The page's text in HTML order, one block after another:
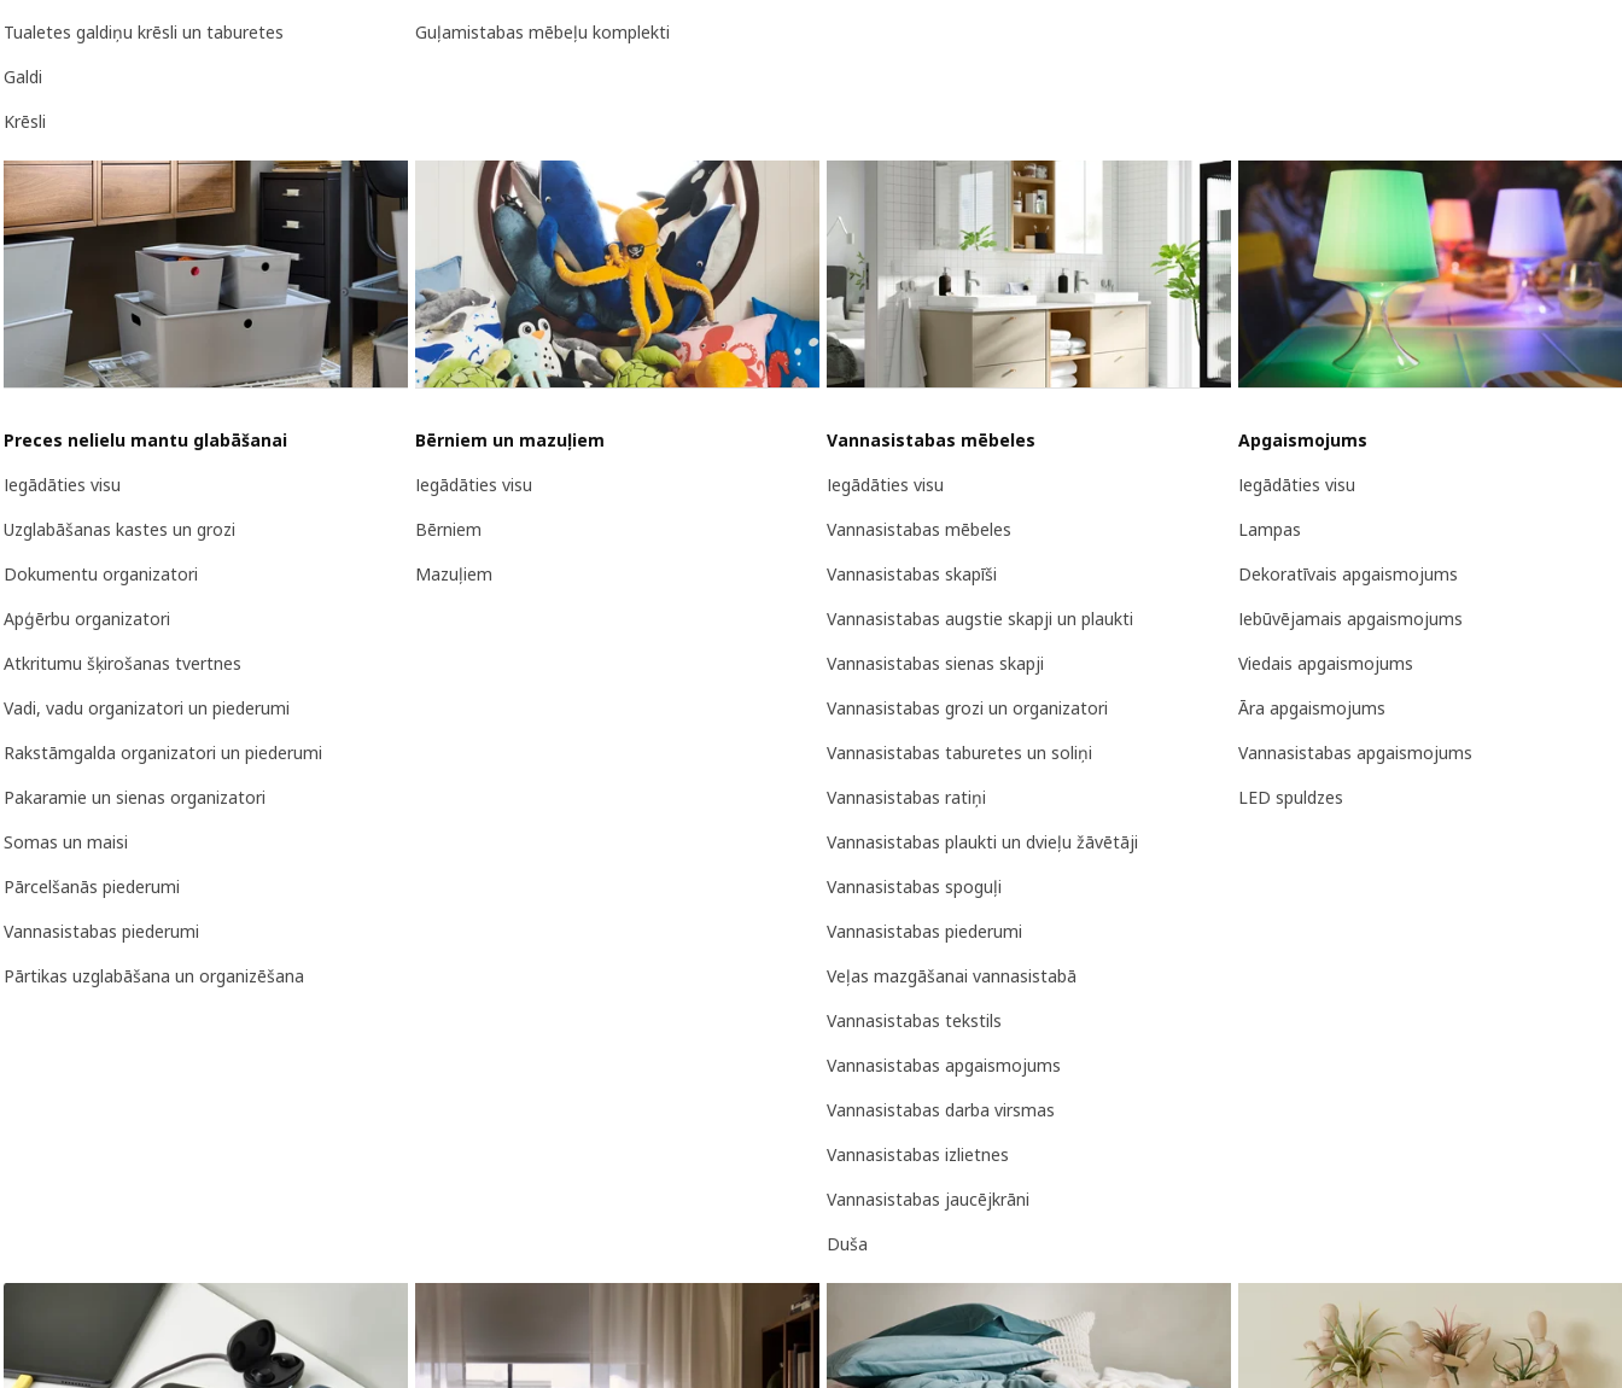
Tualetes galdiņu krēsli un taburetes
Galdi
Krēsli
Guļamistabas mēbeļu komplekti
Preces nelielu mantu glabāšanai
Iegādāties visu
Uzglabāšanas kastes un grozi
Dokumentu organizatori
Apģērbu organizatori
Atkritumu šķirošanas tvertnes
Vadi, vadu organizatori un piederumi
Rakstāmgalda organizatori un piederumi
Pakaramie un sienas organizatori
Somas un maisi
Pārcelšanās piederumi
Vannasistabas piederumi
Pārtikas uzglabāšana un organizēšana
Bērniem un mazuļiem
Iegādāties visu
Bērniem
Mazuļiem
Vannasistabas mēbeles
Iegādāties visu
Vannasistabas mēbeles
Vannasistabas skapīši
Vannasistabas augstie skapji un plaukti
Vannasistabas sienas skapji
Vannasistabas grozi un organizatori
Vannasistabas taburetes un soliņi
Vannasistabas ratiņi
Vannasistabas plaukti un dvieļu žāvētāji
Vannasistabas spoguļi
Vannasistabas piederumi
Veļas mazgāšanai vannasistabā
Vannasistabas tekstils
Vannasistabas apgaismojums
Vannasistabas darba virsmas
Vannasistabas izlietnes
Vannasistabas jaucējkrāni
Duša
Apgaismojums
Iegādāties visu
Lampas
Dekoratīvais apgaismojums
Iebūvējamais apgaismojums
Viedais apgaismojums
Āra apgaismojums
Vannasistabas apgaismojums
LED spuldzes